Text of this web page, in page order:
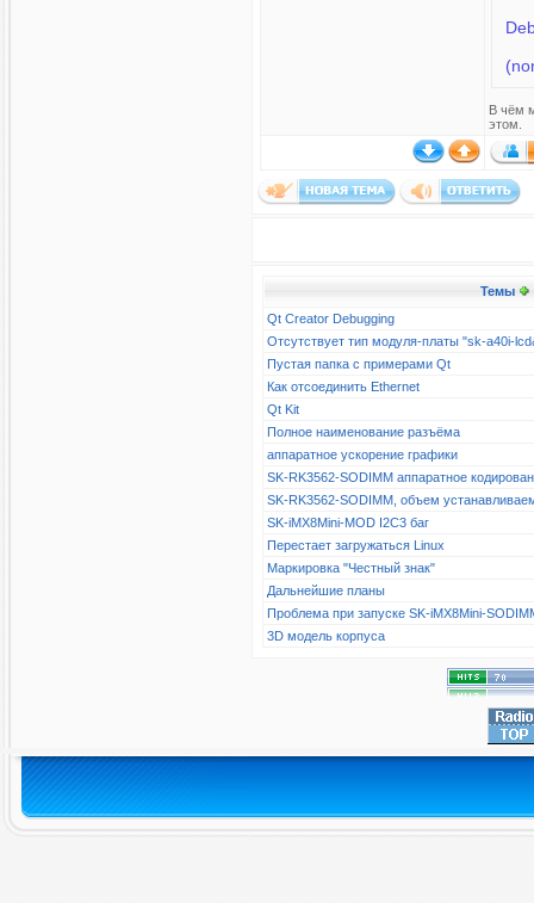
В чём
этом.
Темы
Qt Creator Debugging
Отсутствует тип модуля-платы "sk-a40i-
Пустая папка с примерами Qt
Как отсоединить Ethernet
Qt Kit
Полное наименование разъёма
аппаратное ускорение графики
SK-RK3562-SODIMM аппаратное
SK-RK3562-SODIMM, объем
SK-iMX8Mini-MOD I2C3 баг
Перестает загружаться Linux
Маркировка "Честный знак"
Дальнейшие планы
Проблема при запуске SK-iMX8Mini-
3D модель корпуса